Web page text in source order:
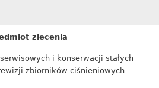
zlecenia
i konserwacji stałych
zbiorników ciśnieniowych